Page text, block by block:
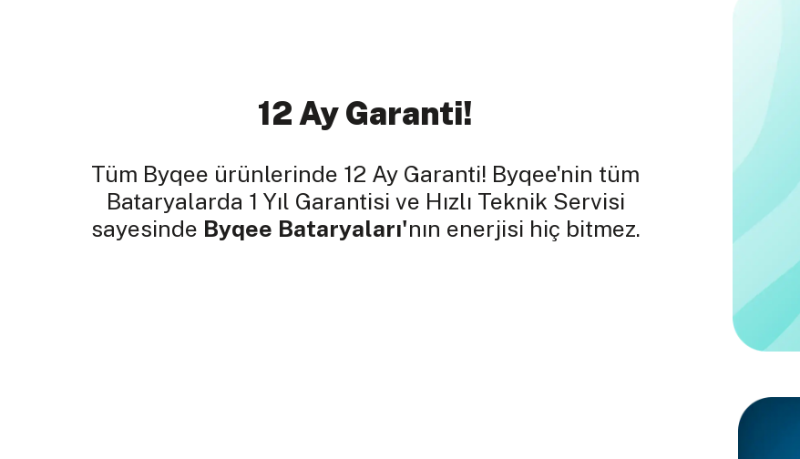
12 Ay Garanti!
Tüm Byqee ürünlerinde 12 Ay Garanti! Byqee'nin tüm
Bataryalarda 1 Yıl Garantisi ve Hızlı Teknik Servisi
sayesinde Byqee Bataryaları'nın enerjisi hiç bitmez.